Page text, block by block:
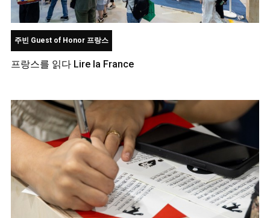
주빈 Guest of Honor 프랑스
프랑스를 읽다 Lire la France